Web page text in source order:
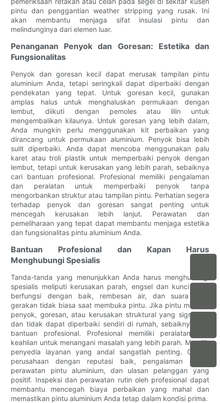
pintu dan penggantian weather stripping yang rusak. Ini
akan membantu menjaga sifat insulasi pintu dan
melindunginya dari elemen luar.
Penanganan Penyok dan Goresan: Estetika dan
Fungsionalitas
Penyok dan goresan kecil dapat merusak tampilan pintu
aluminium Anda, tetapi seringkali dapat diperbaiki dengan
pendekatan yang tepat. Untuk goresan kecil, gunakan
amplas halus untuk menghaluskan permukaan dengan
lembut, diikuti dengan pemoles atau lilin untuk
mengembalikan kilaunya. Untuk goresan yang lebih dalam,
Anda mungkin perlu menggunakan kit perbaikan yang
dirancang untuk permukaan aluminium. Penyok bisa lebih
sulit diperbaiki. Anda dapat mencoba menggunakan palu
karet atau troli plastik untuk memperbaiki penyok dengan
lembut, tetapi untuk kerusakan yang lebih parah, sebaiknya
cari bantuan profesional. Profesional memiliki pengalaman
dan peralatan untuk memperbaiki penyok tanpa
mengorbankan struktur atau tampilan pintu. Perhatian segera
terhadap penyok dan goresan sangat penting untuk
mencegah kerusakan lebih lanjut. Perawatan dan
pemeliharaan yang tepat dapat membantu menjaga estetika
dan fungsionalitas pintu aluminium Anda.
Bantuan Profesional dan Kapan Harus
Menghubungi Spesialis
Tanda-tanda yang menunjukkan Anda harus menghubungi
spesialis meliputi kerusakan parah, engsel dan kunci tidak
berfungsi dengan baik, rembesan air, dan suara atau
gerakan tidak biasa saat membuka pintu. Jika pintu memiliki
penyok, goresan, atau kerusakan struktural yang signifikan
dan tidak dapat diperbaiki sendiri di rumah, sebaiknya cari
bantuan profesional. Profesional memiliki peralatan dan
keahlian untuk menangani masalah yang lebih parah. Memilih
penyedia layanan yang andal sangatlah penting. Carilah
perusahaan dengan reputasi baik, pengalaman dalam
perawatan pintu aluminium, dan ulasan pelanggan yang
positif. Inspeksi dan perawatan rutin oleh profesional dapat
membantu mencegah biaya perbaikan yang mahal dan
memastikan pintu aluminium Anda tetap dalam kondisi prima.